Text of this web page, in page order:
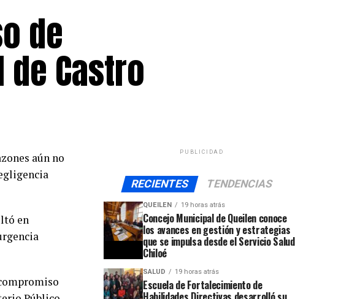
de
Castro
aún no
en
PUBLICIDAD
RECIENTES TENDENCIAS
QUEILEN 19 horas atrás
Concejo Municipal de Queilen conoce
los avances en gestión y estrategias
que se impulsa desde el Servicio Salud
Chiloé
SALUD 19 horas atrás
Escuela de Fortalecimiento de